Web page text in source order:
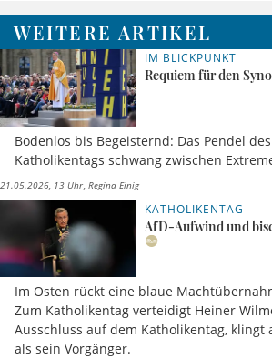
WEITERE ARTIKEL
IM BLICKPUNKT
Requiem für den
Bodenlos bis Begeisternd: Das Pendel
Katholikentags schwang zwischen
21.05.2026, 13 Uhr Regina Einig
KATHOLIKENTAG
AfD-Aufwind und
Im Osten rückt eine blaue
Zum Katholikentag verteidigt Heiner
Ausschluss auf dem Katholikentag, klingt
als sein Vorgänger.